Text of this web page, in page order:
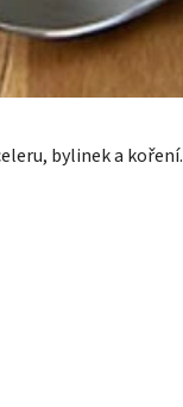
bylinek a koření.